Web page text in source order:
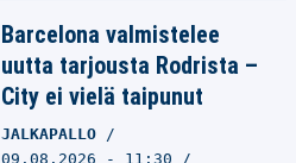
Barcelona valmistelee
uutta tarjousta Rodrista –
City ei vielä taipunut
JALKAPALLO
09.08.2026 - 11:30